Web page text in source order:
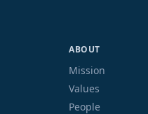
ABOUT
Mission
Values
People